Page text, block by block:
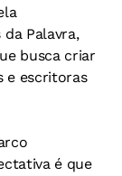
Palavra,
busca criar
e escritoras
é que